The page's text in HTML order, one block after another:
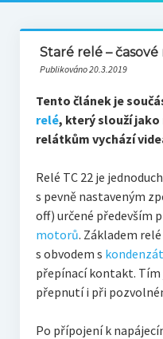
Staré relé – časové
Publikováno 20.3.2019
Tento článek je
relé, který slouží
relátkům vychází
Relé TC 22 je
s pevně nastaveným
off) určené především
motorů. Základem
s obvodem s
přepínací kontakt.
přepnutí i při
Po přípojení k